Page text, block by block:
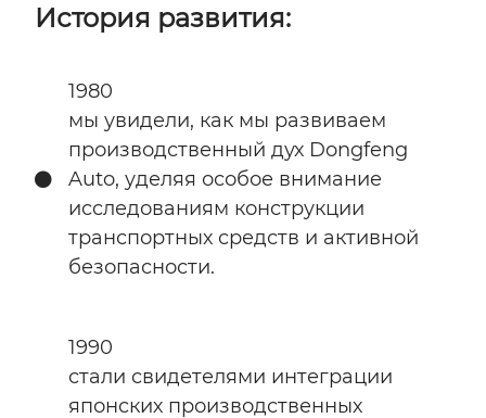
История развития:
1980
мы увидели, как мы развиваем
производственный дух Dongfeng
Auto, уделяя особое внимание
исследованиям конструкции
транспортных средств и активной
безопасности.
1990
стали свидетелями интеграции
японских производственных